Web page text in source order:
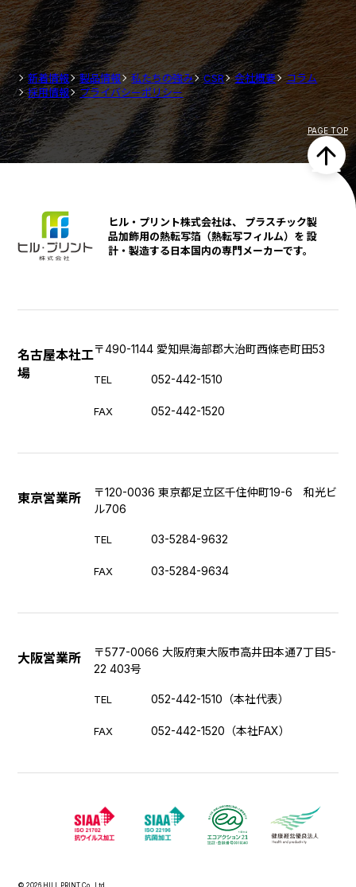
新着情報 製品情報 私たちの強み CSR 会社概要
コラム
採用情報
プライバシーポリシー
PAGE TOP
ヒル・プリント株式会社は、 プラスチック製
品加飾用の熱転写箔（熱転写フィルム）を 設
計・製造する日本国内の専門メーカーです。
名古屋本社工
場
〒490-1144 愛知県海部郡大治町西條壱町田53
TEL 052-442-1510
FAX 052-442-1520
東京営業所
〒120-0036 東京都足立区千住仲町19-6 和光ビ
ル706
TEL 03-5284-9632
FAX 03-5284-9634
大阪営業所
〒577-0066 大阪府東大阪市高井田本通7丁目5-
22 403号
TEL 052-442-1510（本社代表）
FAX 052-442-1520（本社FAX）